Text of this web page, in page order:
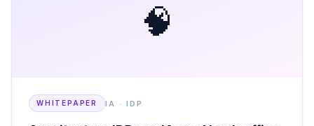
🧠
WHITEPAPER IA · IDP